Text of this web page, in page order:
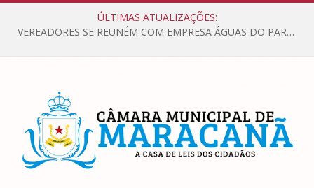
ÚLTIMAS ATUALIZAÇÕES:
VEREADORES SE REUNÉM COM EMPRESA ÁGUAS DO PARÁ, PARA APRESENTAR REIVINDICAÇÕES E MELHORIAS NA QUALIDADE DOS SERVIÇOS OFERECIDOS Á POPULAÇÃO.